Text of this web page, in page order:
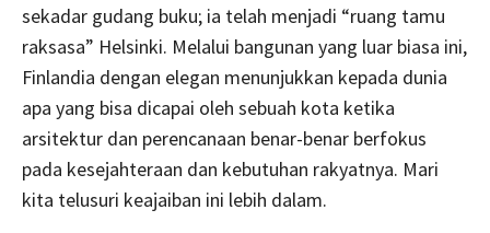
sekadar gudang buku; ia telah menjadi “ruang tamu
raksasa” Helsinki. Melalui bangunan yang luar biasa ini,
Finlandia dengan elegan menunjukkan kepada dunia
apa yang bisa dicapai oleh sebuah kota ketika
arsitektur dan perencanaan benar-benar berfokus
pada kesejahteraan dan kebutuhan rakyatnya. Mari
kita telusuri keajaiban ini lebih dalam.